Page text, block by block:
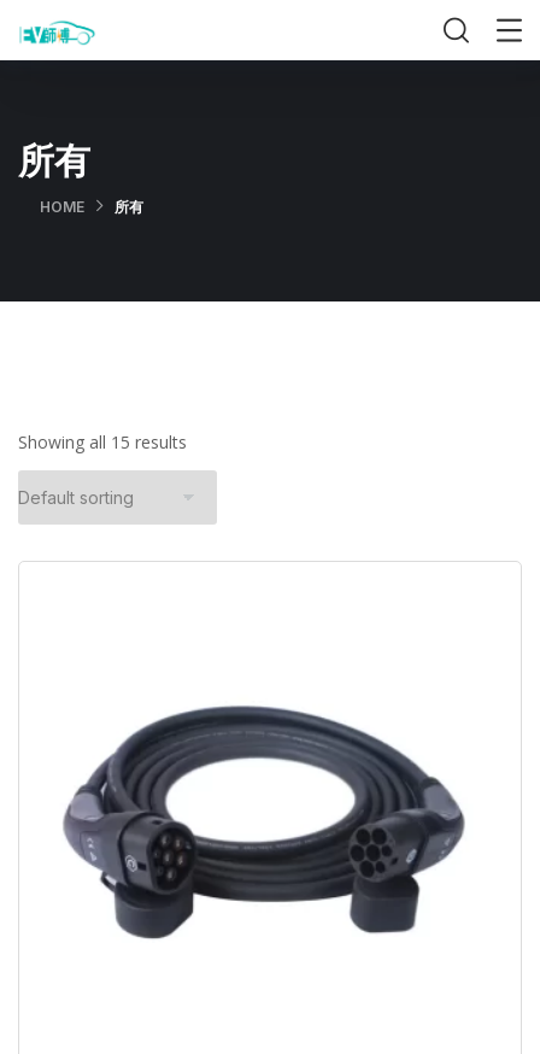
所有
HOME 所有
Showing all 15 results